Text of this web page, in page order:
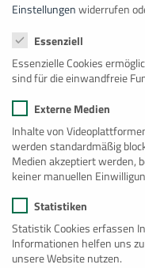
Bonn
Christian-
53117 Bonn
+49 228 98 98
Einstellungenwiderrufen
Essenziell
Essenzielle Cookies
sind für die einwandfreie
Externe Medien
Inhalte von
werden standardmäßig
Medien akzeptiert werden,
keiner manuellen
Statistiken
Statistik Cookies erfassen
Informationen helfen uns
unsere Website nutzen.